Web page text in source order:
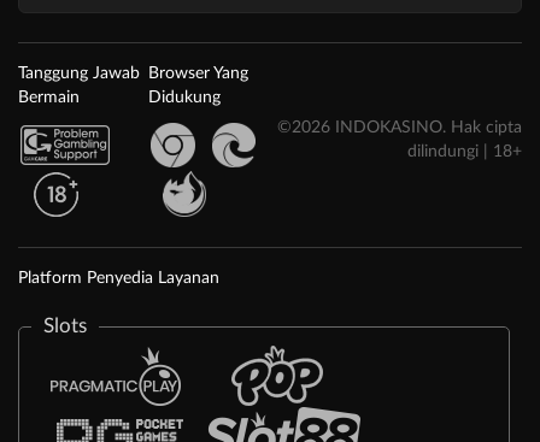
Tanggung Jawab
Bermain
Browser Yang
Didukung
©2026 INDOKASINO. Hak cipta
dilindungi | 18+
Platform Penyedia Layanan
Slots